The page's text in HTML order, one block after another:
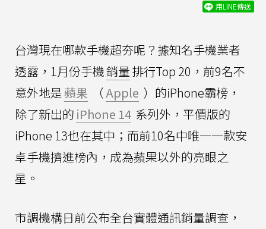
用LINE傳送
台灣現在哪款手機超夯呢？據知名手機業者
透露，1月份手機銷量排行Top 20，前9名不
意外地是蘋果 （Apple ）的iPhone霸榜，
除了新出的 iPhone 14 系列外，平價版的
iPhone 13也在其中；而前10名中唯一一款安
卓手機擠進榜內，成為蘋果以外的亮眼之
星。
市調機構日前公布全台實體通訊銷量調查，